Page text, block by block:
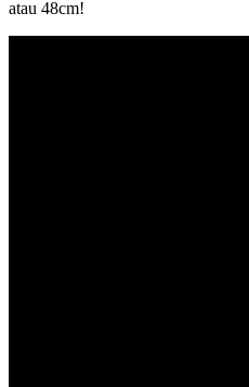
atau 48cm!